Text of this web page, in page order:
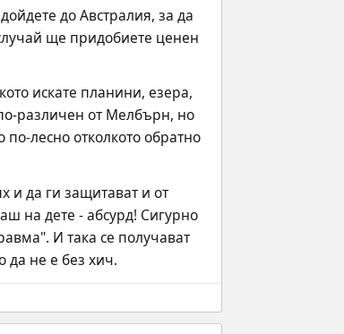
до Австралия, за да
ще придобиете ценен
искате планини, езера,
различен от Мелбърн, но
лесно отколкото обратно
и да ги защитават и от
на дете - абсурд! Сигурно
И така се получават
да не е без хич.